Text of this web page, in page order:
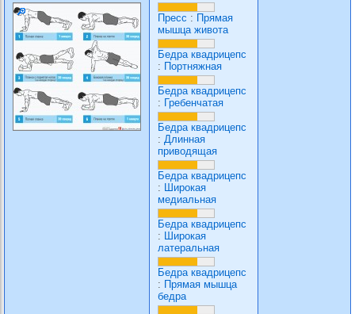
Пресс : Прямая
мышца живота
Бедра квадрицепс
: Портняжная
Бедра квадрицепс
: Гребенчатая
Бедра квадрицепс
: Длинная
приводящая
Бедра квадрицепс
: Широкая
медиальная
Бедра квадрицепс
: Широкая
латеральная
Бедра квадрицепс
: Прямая мышца
бедра